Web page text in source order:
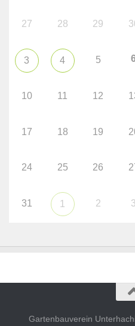
27 28 29
3 4 5
10 11 12
17 18 19
24 25 26
31 1 2 3
Gartenbauverein